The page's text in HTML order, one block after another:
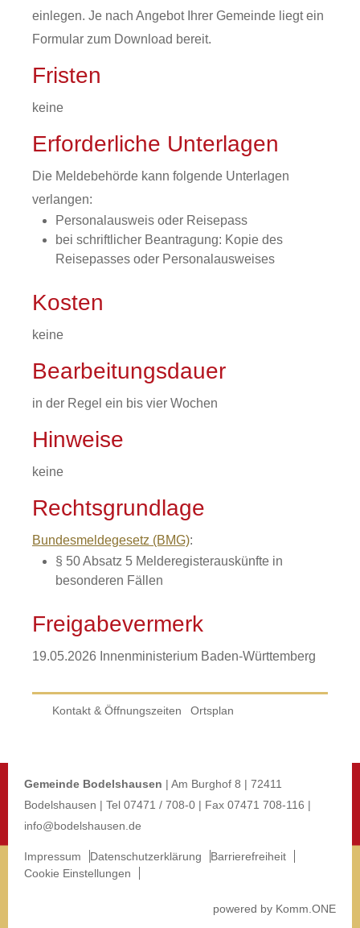
einlegen. Je nach Angebot Ihrer Gemeinde liegt ein
Formular zum Download bereit.
Fristen
keine
Erforderliche Unterlagen
Die Meldebehörde kann folgende Unterlagen
verlangen:
Personalausweis oder Reisepass
bei schriftlicher Beantragung: Kopie des
Reisepasses oder Personalausweises
Kosten
keine
Bearbeitungsdauer
in der Regel ein bis vier Wochen
Hinweise
keine
Rechtsgrundlage
Bundesmeldegesetz (BMG):
§ 50 Absatz 5 Melderegisterauskünfte in
besonderen Fällen
Freigabevermerk
19.05.2026 Innenministerium Baden-Württemberg
Kontakt & Öffnungszeiten Ortsplan
Gemeinde Bodelshausen | Am Burghof 8 | 72411
Bodelshausen | Tel 07471 / 708-0 | Fax 07471 708-116 |
info@bodelshausen.de
Impressum Datenschutzerklärung
Barrierefreiheit
Cookie Einstellungen
powered by Komm.ONE